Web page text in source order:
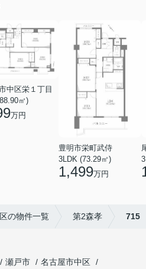
中区栄１丁目
㎡)
万円
豊明市栄町武侍
3LDK (73.29㎡)
1,499万円
の物件一覧 第2森孝 715
瀬戸市
名古屋市中区